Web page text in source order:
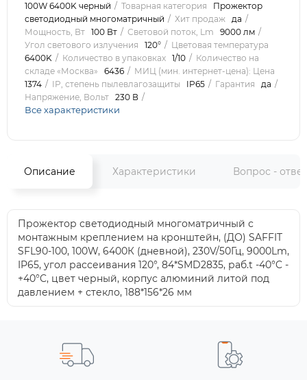
100W 6400K черный
Товарная категория
Прожектор
светодиодный многоматричный
Хит продаж да
Мощность, Вт 100 Вт Световой поток, Lm
9000 лм
Угол светового излучения
120°
Цветовая температура
6400K
Количество в упаковках 1/10
Количество на
складе «Москва»
6436
МИЦ (мин. интернет-цена): Цена
1374
IP, степень пылевлагозащиты IP65 Гарантия
да
Напряжение, Вольт 230 В
Все характеристики
Описание Характеристики Вопрос -
Прожектор светодиодный многоматричный с
монтажным креплением на кронштейн, (ДО) SAFFIT
SFL90-100, 100W, 6400К (дневной), 230V/50Гц, 9000Lm,
IP65, угол рассеивания 120°, 84*SMD2835, раб.t -40°C -
+40°C, цвет черный, корпус алюминий литой под
давлением + стекло, 188*156*26 мм